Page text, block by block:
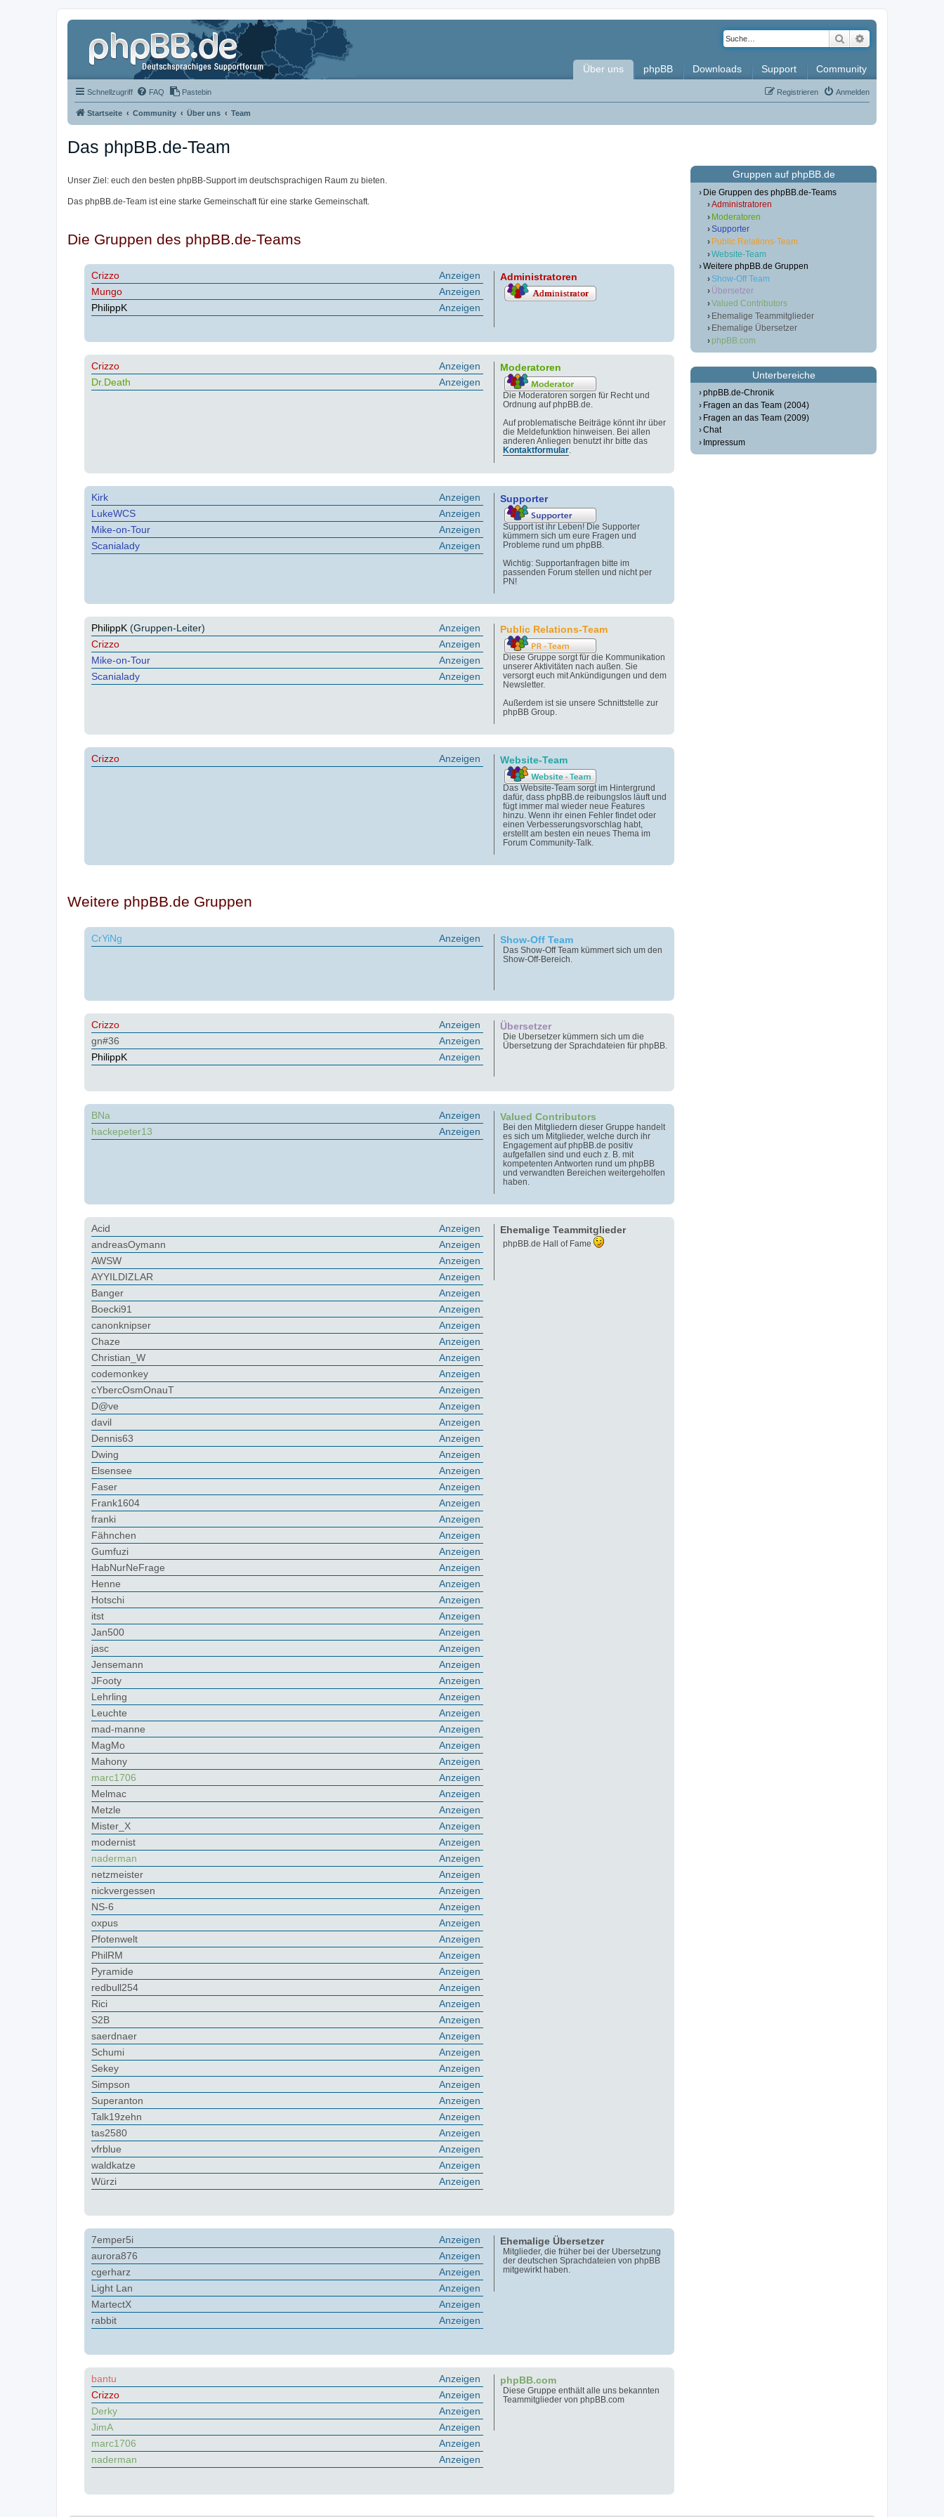
Suche
Über uns phpBB Downloads Support Community
Schnellzugriff FAQ Pastebin Anmelden
Registrieren
Startseite Community Über uns Team
Das phpBB.de-Team
Unser Ziel: euch den besten phpBB-Support im deutschsprachigen Raum zu bieten.
Das phpBB.de-Team ist eine starke Gemeinschaft für eine starke Gemeinschaft.
Die Gruppen des phpBB.de-Teams
Administratoren
Anzeigen
Crizzo
Anzeigen
Mungo
Anzeigen
PhilippK
Moderatoren
Die Moderatoren sorgen für Recht und
Ordnung auf phpBB.de.
Auf problematische Beiträge könnt ihr über
die Meldefunktion hinweisen. Bei allen
anderen Anliegen benutzt ihr bitte das
Kontaktformular.
Anzeigen
Crizzo
Anzeigen
Dr.Death
Supporter
Support ist ihr Leben! Die Supporter
kümmern sich um eure Fragen und
Probleme rund um phpBB.
Wichtig: Supportanfragen bitte im
passenden Forum stellen und nicht per
PN!
Anzeigen
Kirk
Anzeigen
LukeWCS
Anzeigen
Mike-on-Tour
Anzeigen
Scanialady
Public Relations-Team
Diese Gruppe sorgt für die Kommunikation
unserer Aktivitäten nach außen. Sie
versorgt euch mit Ankündigungen und dem
Newsletter.
Außerdem ist sie unsere Schnittstelle zur
phpBB Group.
Anzeigen
PhilippK (Gruppen-Leiter)
Anzeigen
Crizzo
Anzeigen
Mike-on-Tour
Anzeigen
Scanialady
Website-Team
Das Website-Team sorgt im Hintergrund
dafür, dass phpBB.de reibungslos läuft und
fügt immer mal wieder neue Features
hinzu. Wenn ihr einen Fehler findet oder
einen Verbesserungsvorschlag habt,
erstellt am besten ein neues Thema im
Forum Community-Talk.
Anzeigen
Crizzo
Weitere phpBB.de Gruppen
Show-Off Team
Das Show-Off Team kümmert sich um den
Show-Off-Bereich.
Anzeigen
CrYiNg
Übersetzer
Die Übersetzer kümmern sich um die
Übersetzung der Sprachdateien für phpBB.
Anzeigen
Crizzo
Anzeigen
gn#36
Anzeigen
PhilippK
Valued Contributors
Bei den Mitgliedern dieser Gruppe handelt
es sich um Mitglieder, welche durch ihr
Engagement auf phpBB.de positiv
aufgefallen sind und euch z. B. mit
kompetenten Antworten rund um phpBB
und verwandten Bereichen weitergeholfen
haben.
Anzeigen
BNa
Anzeigen
hackepeter13
Ehemalige Teammitglieder
phpBB.de Hall of Fame
Anzeigen
Acid
Anzeigen
andreasOymann
Anzeigen
AWSW
Anzeigen
AYYILDIZLAR
Anzeigen
Banger
Anzeigen
Boecki91
Anzeigen
canonknipser
Anzeigen
Chaze
Anzeigen
Christian_W
Anzeigen
codemonkey
Anzeigen
cYbercOsmOnauT
Anzeigen
D@ve
Anzeigen
davil
Anzeigen
Dennis63
Anzeigen
Dwing
Anzeigen
Elsensee
Anzeigen
Faser
Anzeigen
Frank1604
Anzeigen
franki
Anzeigen
Fähnchen
Anzeigen
Gumfuzi
Anzeigen
HabNurNeFrage
Anzeigen
Henne
Anzeigen
Hotschi
Anzeigen
itst
Anzeigen
Jan500
Anzeigen
jasc
Anzeigen
Jensemann
Anzeigen
JFooty
Anzeigen
Lehrling
Anzeigen
Leuchte
Anzeigen
mad-manne
Anzeigen
MagMo
Anzeigen
Mahony
Anzeigen
marc1706
Anzeigen
Melmac
Anzeigen
Metzle
Anzeigen
Mister_X
Anzeigen
modernist
Anzeigen
naderman
Anzeigen
netzmeister
Anzeigen
nickvergessen
Anzeigen
NS-6
Anzeigen
oxpus
Anzeigen
Pfotenwelt
Anzeigen
PhilRM
Anzeigen
Pyramide
Anzeigen
redbull254
Anzeigen
Rici
Anzeigen
S2B
Anzeigen
saerdnaer
Anzeigen
Schumi
Anzeigen
Sekey
Anzeigen
Simpson
Anzeigen
Superanton
Anzeigen
Talk19zehn
Anzeigen
tas2580
Anzeigen
vfrblue
Anzeigen
waldkatze
Anzeigen
Würzi
Ehemalige Übersetzer
Mitglieder, die früher bei der Übersetzung
der deutschen Sprachdateien von phpBB
mitgewirkt haben.
Anzeigen
7emper5i
Anzeigen
aurora876
Anzeigen
cgerharz
Anzeigen
Light Lan
Anzeigen
MartectX
Anzeigen
rabbit
phpBB.com
Diese Gruppe enthält alle uns bekannten
Teammitglieder von phpBB.com
Anzeigen
bantu
Anzeigen
Crizzo
Anzeigen
Derky
Anzeigen
JimA
Anzeigen
marc1706
Anzeigen
naderman
Gruppen auf phpBB.de
Die Gruppen des phpBB.de-Teams
Administratoren
Moderatoren
Supporter
Public Relations-Team
Website-Team
Weitere phpBB.de Gruppen
Show-Off Team
Übersetzer
Valued Contributors
Ehemalige Teammitglieder
Ehemalige Übersetzer
phpBB.com
Unterbereiche
phpBB.de-Chronik
Fragen an das Team (2004)
Fragen an das Team (2009)
Chat
Impressum